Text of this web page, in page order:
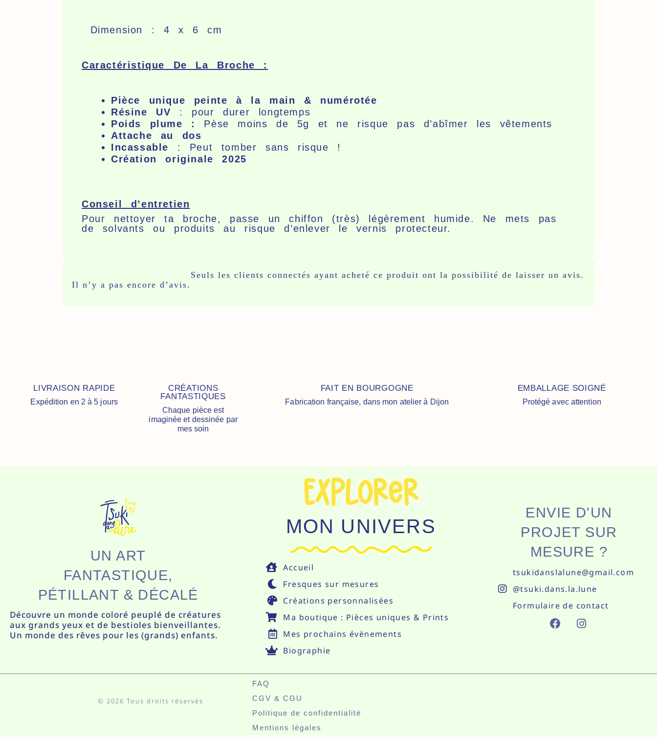
Dimension : 4 x 6 cm
Caractéristique De La Broche :
Pièce unique peinte à la main & numérotée
Résine UV : pour durer longtemps
Poids plume :
Pèse moins de 5g et ne risque pas d’abîmer les vêtements
Attache au dos
Incassable : Peut tomber sans risque !
Création originale 2025
Conseil d’entretien
Pour nettoyer ta broche, passe un chiffon (très) légèrement humide. Ne mets pas
de solvants ou produits au risque d’enlever le vernis protecteur.
Il n’y a pas encore d’avis.
Seuls les clients connectés ayant acheté ce produit ont la possibilité de laisser un avis.
LIVRAISON RAPIDE
Expédition en 2 à 5 jours
CRÉATIONS
FANTASTIQUES
Chaque pièce est
imaginée et dessinée par
mes soin
FAIT EN BOURGOGNE
Fabrication française, dans mon atelier à Dijon
EMBALLAGE SOIGNÉ
Protégé avec attention
UN ART
FANTASTIQUE,
PÉTILLANT & DÉCALÉ
Découvre un monde coloré peuplé de créatures
aux grands yeux et de bestioles bienveillantes.
Un monde des rêves pour les (grands) enfants.
Explorer
MON UNIVERS
Accueil
Fresques sur mesures
Créations personnalisées
Ma boutique : Pièces uniques & Prints
Mes prochains évènements
Biographie
ENVIE D'UN
PROJET SUR
MESURE ?
tsukidanslalune@gmail.com
@tsuki.dans.la.lune
Formulaire de contact
F
A
O
I
N
G
© 2026 Tous droits réservés
FAQ
CGV & CGU
Politique de confidentialité
Mentions légales